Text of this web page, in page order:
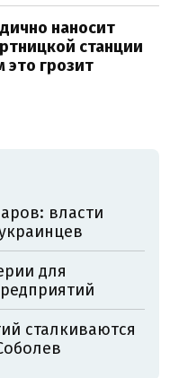
наносит
станции
это грозит
власти
для
сталкиваются